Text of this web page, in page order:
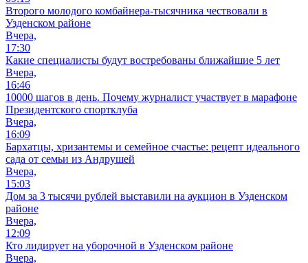
Второго молодого комбайнера-тысячника чествовали в
Узденском районе
Вчера,
17:30
Какие специалисты будут востребованы ближайшие 5 лет
Вчера,
16:46
10000 шагов в день. Почему журналист участвует в марафоне
Президентского спортклуба
Вчера,
16:09
Бархатцы, хризантемы и семейное счастье: рецепт идеального
сада от семьи из Андрушей
Вчера,
15:03
Дом за 3 тысячи рублей выставили на аукцион в Узденском
районе
Вчера,
12:09
Кто лидирует на уборочной в Узденском районе
Вчера,